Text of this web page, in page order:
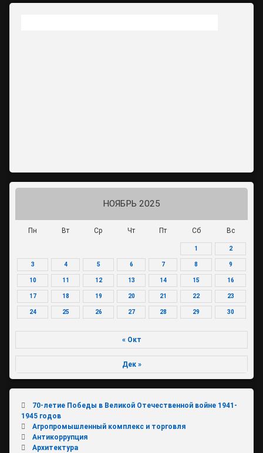
НОЯБРЬ 2025
Пн Вт Ср Чт Пт Сб Вс
1 2
3 4 5 6 7 8 9
10 11 12 13 14 15 16
17 18 19 20 21 22 23
24 25 26 27 28 29 30
« Окт
Дек »
70-летие Победы в Великой Отечественной войне 1941-
1945 годов
Агропромышленный комплекс и торговля
Антикоррупция
Архитектура